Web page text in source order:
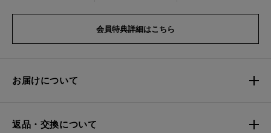
会員特典詳細はこちら
お届けについて
返品・交換について